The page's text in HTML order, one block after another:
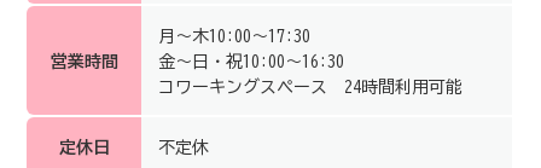
営業時間
月～木10:00～17:30
金～日・祝10:00～16:30
コワーキングスペース 24時間利用可能
定休日 不定休